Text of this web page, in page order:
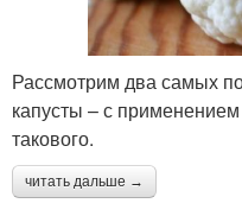
Рассмотрим два самых
капусты – с
такового.
читать дальше →